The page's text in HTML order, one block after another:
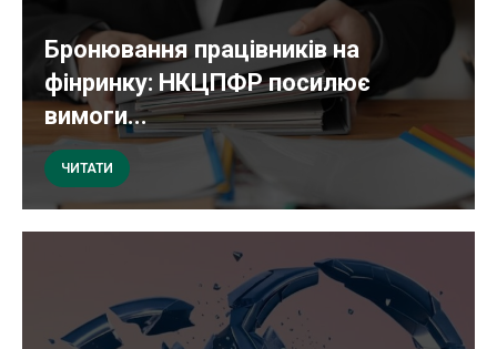
Бронювання працівників на
фінринку: НКЦПФР посилює
вимоги...
ЧИТАТИ